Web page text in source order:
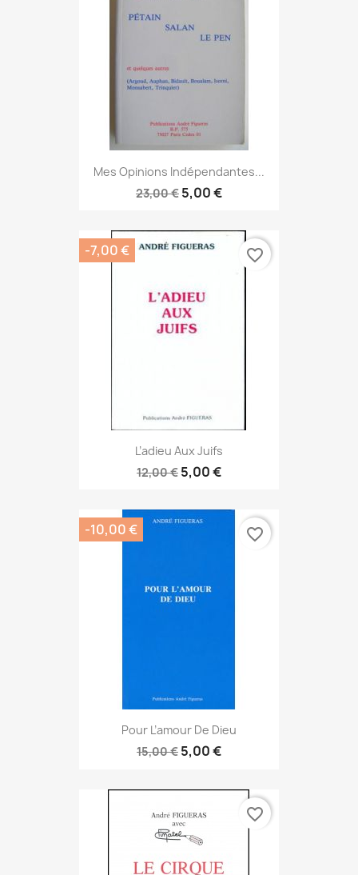
Mes Opinions Indépendantes...
23,00 € 5,00 €
L’adieu Aux Juifs
12,00 € 5,00 €
-7,00 € favorite_border
Pour L’amour De Dieu
15,00 € 5,00 €
-10,00 € favorite_border
favorite_border